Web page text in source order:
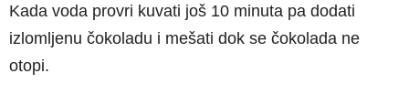
Kada voda provri kuvati još 10 minuta pa dodati
izlomljenu čokoladu i mešati dok se čokolada ne
otopi.